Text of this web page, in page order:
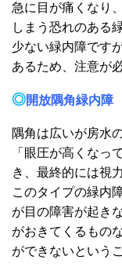
急に目が痛くなり
しまう恐れのある
少ない緑内障です
あるため、注意が
◎開放隅角緑内障
隅角は広いが房水
「眼圧が高くなっ
き、最終的には視
このタイプの緑内
が目の障害が起き
がおきてくるもの
ができないという